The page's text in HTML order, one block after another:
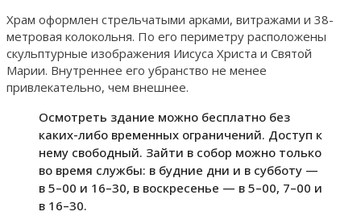
Храм оформлен стрельчатыми арками, витражами и 38-
метровая колокольня. По его периметру расположены
скульптурные изображения Иисуса Христа и Святой
Марии. Внутреннее его убранство не менее
привлекательно, чем внешнее.
Осмотреть здание можно бесплатно без
каких-либо временных ограничений. Доступ к
нему свободный. Зайти в собор можно только
во время службы: в будние дни и в субботу —
в 5–00 и 16–30, в воскресенье — в 5–00, 7–00 и
в 16–30.